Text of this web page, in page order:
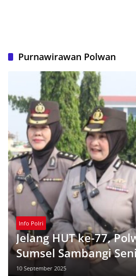
Purnawirawan Polwan
Info Polri
Jelang HUT ke-77,
Sumsel Sambangi
Pesan Inspiratif
10 September 2025